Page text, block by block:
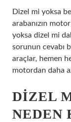
Dizel mi yoksa
arabanızın
yoksa dizel mi
sorunun cevabı
araçlar, hemen
motordan daha
DIZEL
NEDEN